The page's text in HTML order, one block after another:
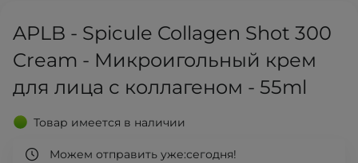
APLB - Spicule Collagen Shot 300
Cream - Микроигольный крем
для лица с коллагеном - 55ml
Товар имеется в наличии
Можем отправить уже:сегодня!